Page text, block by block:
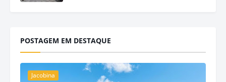
POSTAGEM EM DESTAQUE
Jacobina